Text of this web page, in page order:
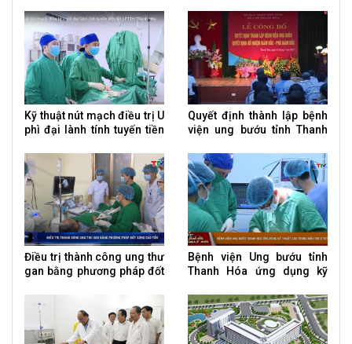
Kỹ thuật nút mạch điều trị U
phì đại lành tính tuyến tiền
Quyết định thành lập bệnh
viện ung bướu tỉnh Thanh
Điều trị thành công ung thư
gan bằng phương pháp đốt
Bệnh viện Ung bướu tỉnh
Thanh Hóa ứng dụng kỹ
tuyến giáp